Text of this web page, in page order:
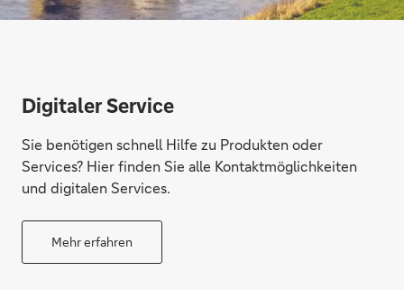
Digitaler Service
Sie benötigen schnell Hilfe zu Produkten oder
Services? Hier finden Sie alle Kontaktmöglichkeiten
und digitalen Services.
Mehr erfahren